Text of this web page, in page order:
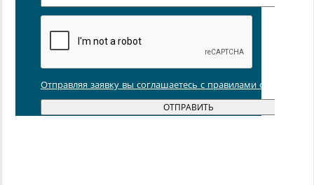
Отправляя заявку вы соглашаетесь с правилами обработки